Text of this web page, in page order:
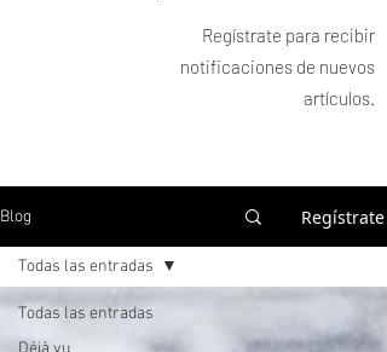
Regístrate para recibir
notificaciones de nuevos
artículos.
Blog Regístrate
Todas las entradas
Todas las entradas